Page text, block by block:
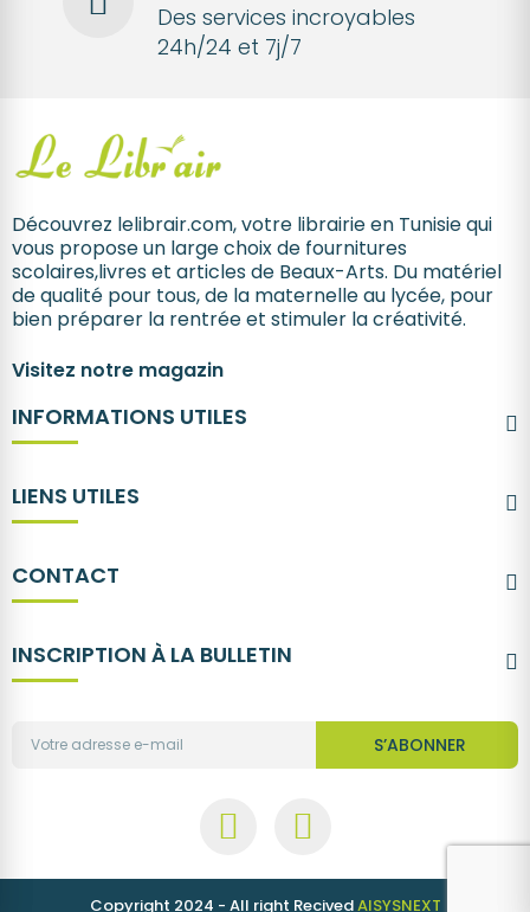
Des services incroyables
24h/24 et 7j/7
Découvrez lelibrair.com, votre librairie en Tunisie qui
vous propose un large choix de fournitures
scolaires,livres et articles de Beaux-Arts. Du matériel
de qualité pour tous, de la maternelle au lycée, pour
bien préparer la rentrée et stimuler la créativité.
Visitez notre magazin
INFORMATIONS UTILES
LIENS UTILES
CONTACT
INSCRIPTION À LA BULLETIN
S’ABONNER
Copyright 2024 - All right RecivedAISYSNEXT